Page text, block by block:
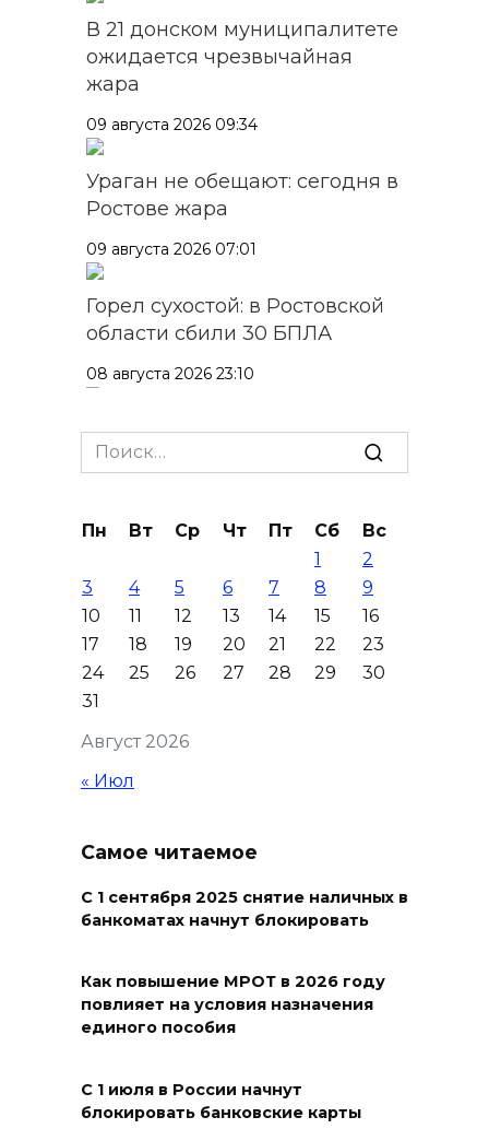
В 21 донском муниципалитете
ожидается чрезвычайная
жара
09 августа 2026 09:34
Ураган не обещают: сегодня в
Ростове жара
09 августа 2026 07:01
Горел сухостой: в Ростовской
области сбили 30 БПЛА
08 августа 2026 23:10
Пусть съест ребенок капусту,
дабы учеба легко давалась:
08 августа 2026 18:37
На трассе Р-280 «Новороссия»
водителей будут
предупреждать об угрозе
БПЛА по радио
08 августа 2026 18:15
повышения доступности
участием федеральных
08 августа 2026 17:40
новую модульную котельную
и благоустроят проспект
08 августа 2026 17:18
Search
for:
Август 2026
Пн Вт Ср Чт Пт Сб
Вс
1
2
3
4 5 6 7 8
9
10
11 12 13 14 15
16
17
18 19 20 21 22
23
24
25 26 27 28 29
30
31
« Июл
Самое читаемое
С 1 сентября 2025 снятие наличных в
банкоматах начнут блокировать
Как повышение МРОТ в 2026 году
повлияет на условия назначения
единого пособия
С 1 июля в России начнут
блокировать банковские карты